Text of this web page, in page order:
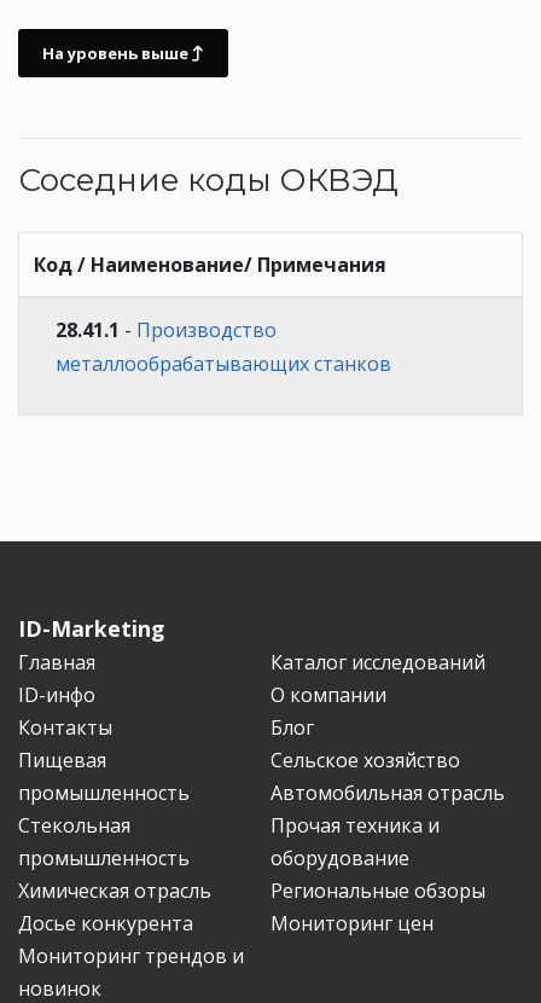
На уровень выше
Соседние коды ОКВЭД
Код / Наименование/ Примечания
28.41.1 - Производство
металлообрабатывающих станков
ID-Marketing
Главная
Каталог исследований
ID-инфо
О компании
Контакты
Блог
Пищевая
промышленность
Сельское хозяйство
Автомобильная отрасль
Стекольная
промышленность
Прочая техника и
оборудование
Химическая отрасль
Региональные обзоры
Досье конкурента
Мониторинг цен
Мониторинг трендов и
новинок